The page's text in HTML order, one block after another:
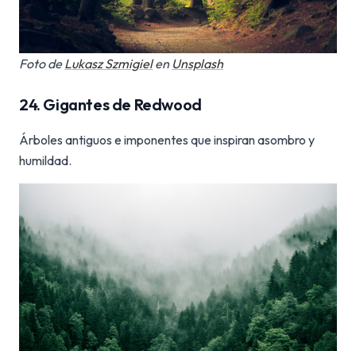
Foto deLukasz Szmigielen Unsplash
24. Gigantes de Redwood
Árboles antiguos e imponentes que inspiran asombro y
humildad.